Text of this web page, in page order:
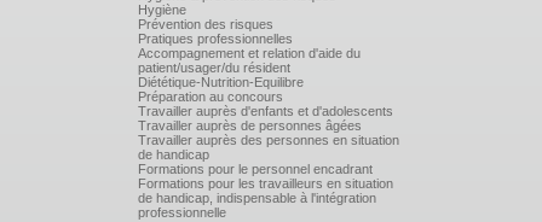
LE STOCKAGE ET LES VÉRIFICATIONS
USUELLES
Hygiène
Prévention des risques
Pratiques professionnelles
Accompagnement et relation d'aide du
patient/usager/du résident
Diététique-Nutrition-Equilibre
Préparation au concours
Travailler auprès d'enfants et d'adolescents
Travailler auprès de personnes âgées
Travailler auprès des personnes en situation
de handicap
Formations pour le personnel encadrant
Formations pour les travailleurs en situation
de handicap, indispensable à l'intégration
professionnelle